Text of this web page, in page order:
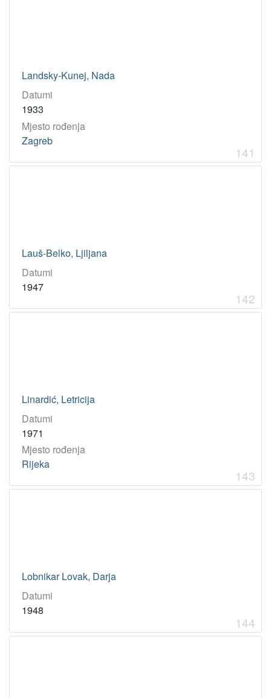
Landsky-Kunej, Nada
Datumi
1933
Mjesto rođenja
Zagreb
141
Lauš-Belko, Ljiljana
Datumi
1947
142
Linardić, Letricija
Datumi
1971
Mjesto rođenja
Rijeka
143
Lobnikar Lovak, Darja
Datumi
1948
144